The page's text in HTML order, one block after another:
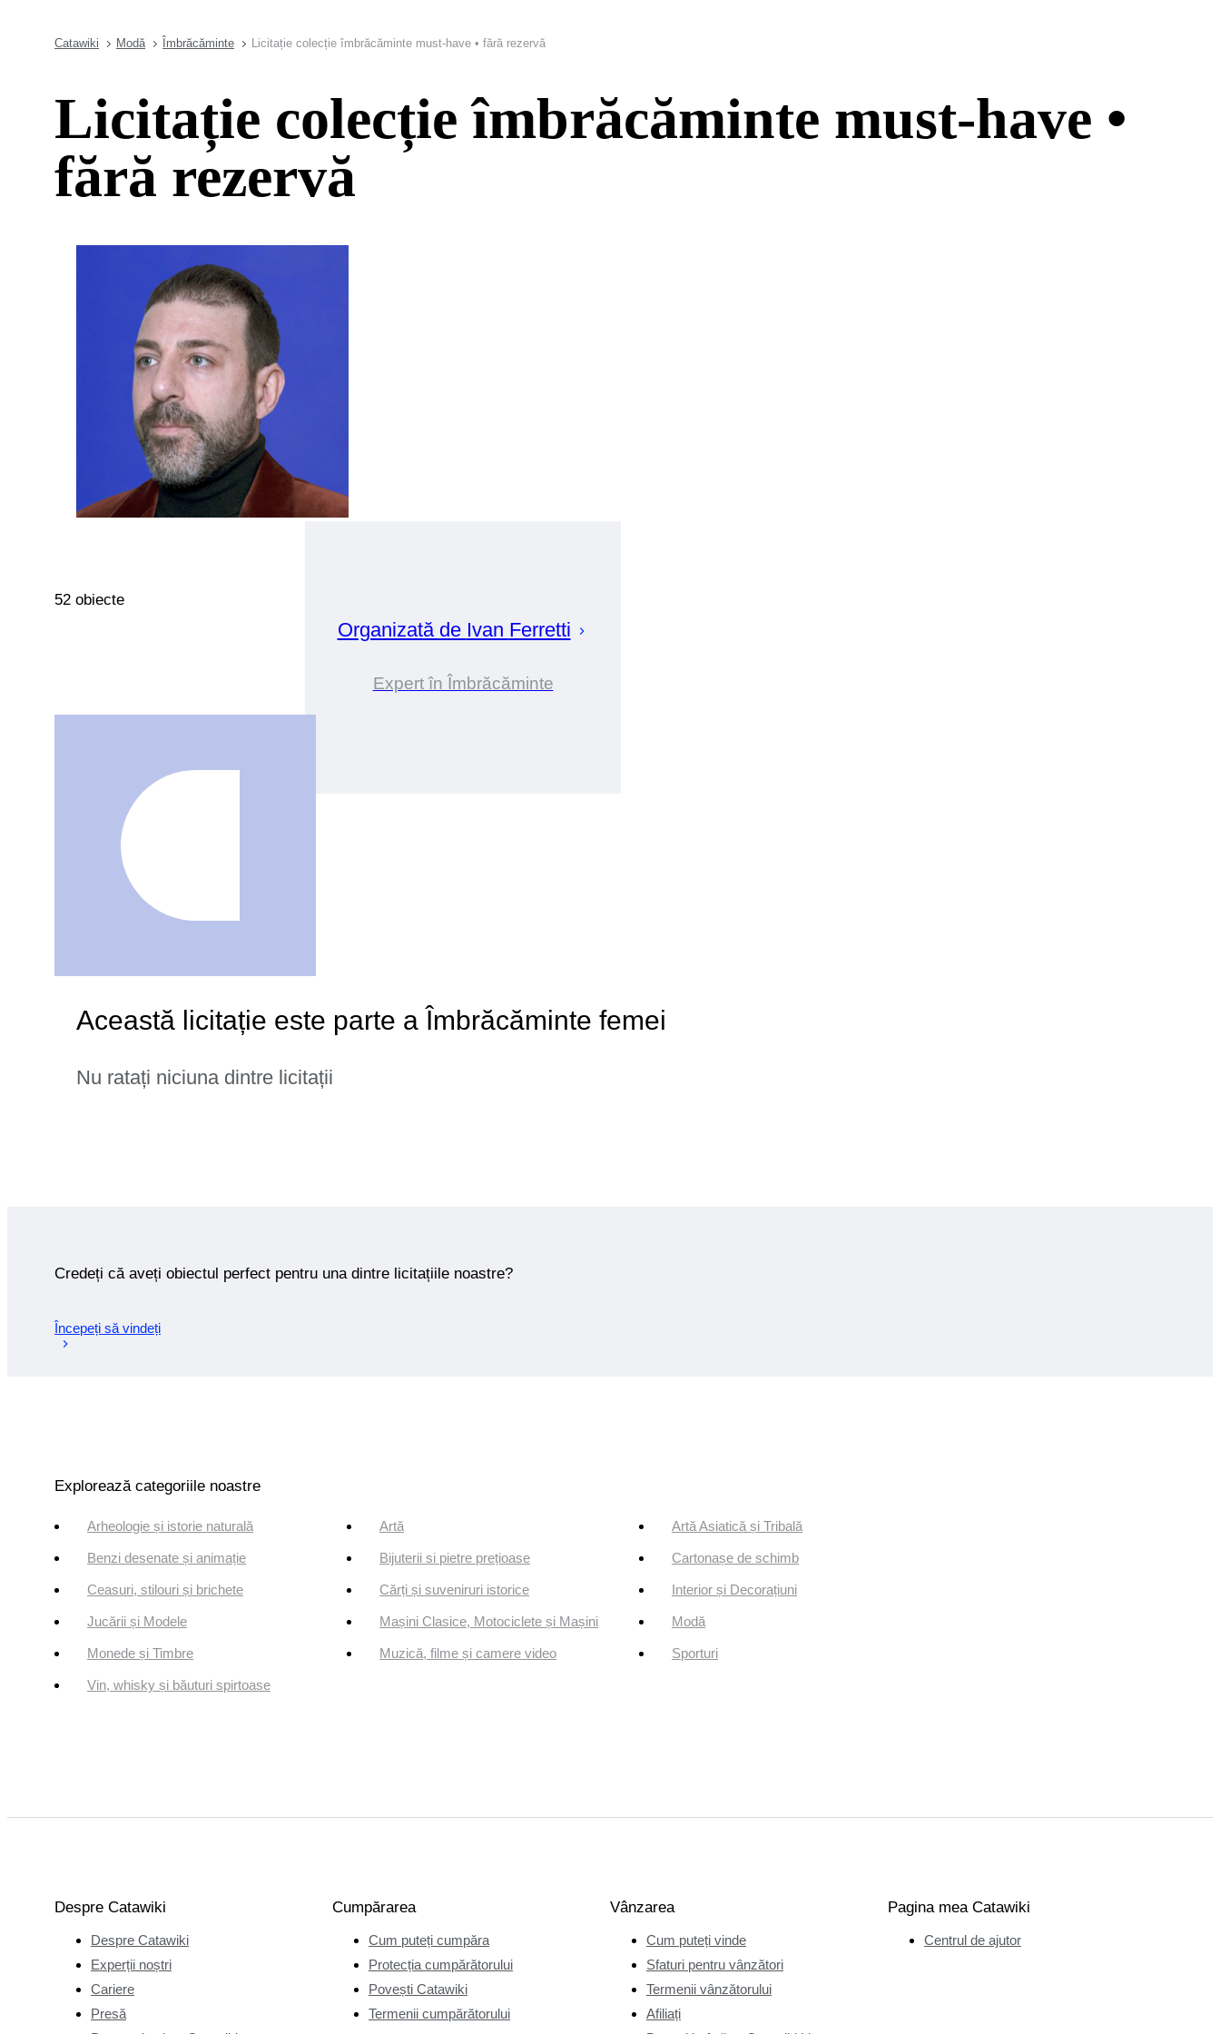
Catawiki Modă Îmbrăcăminte Licitație colecție îmbrăcăminte must-have • fără rezervă
Licitație colecție îmbrăcăminte must-have •
fără rezervă
Organizată de Ivan Ferretti
Expert în Îmbrăcăminte
52 obiecte
Această licitație este parte a Îmbrăcăminte femei
Nu ratați niciuna dintre licitații
Credeți că aveți obiectul perfect pentru una dintre licitațiile noastre?
Începeți să vindeți
Explorează categoriile noastre
Arheologie și istorie naturală Artă Artă Asiatică și Tribală
Benzi desenate și animație Bijuterii si pietre prețioase Cartonașe de schimb
Ceasuri, stilouri și brichete Cărți și suveniruri istorice Interior și Decorațiuni
Jucării și Modele Mașini Clasice, Motociclete și Mașini Modă
Monede și Timbre Muzică, filme și camere video Sporturi
Vin, whisky și băuturi spirtoase
Despre Catawiki
Despre Catawiki
Experții noștri
Cariere
Presă
Cumpărarea
Cum puteți cumpăra
Protecția cumpărătorului
Povești Catawiki
Termenii cumpărătorului
Vânzarea
Cum puteți vinde
Sfaturi pentru vânzători
Termenii vânzătorului
Afiliați
Pagina mea Catawiki
Centrul de ajutor